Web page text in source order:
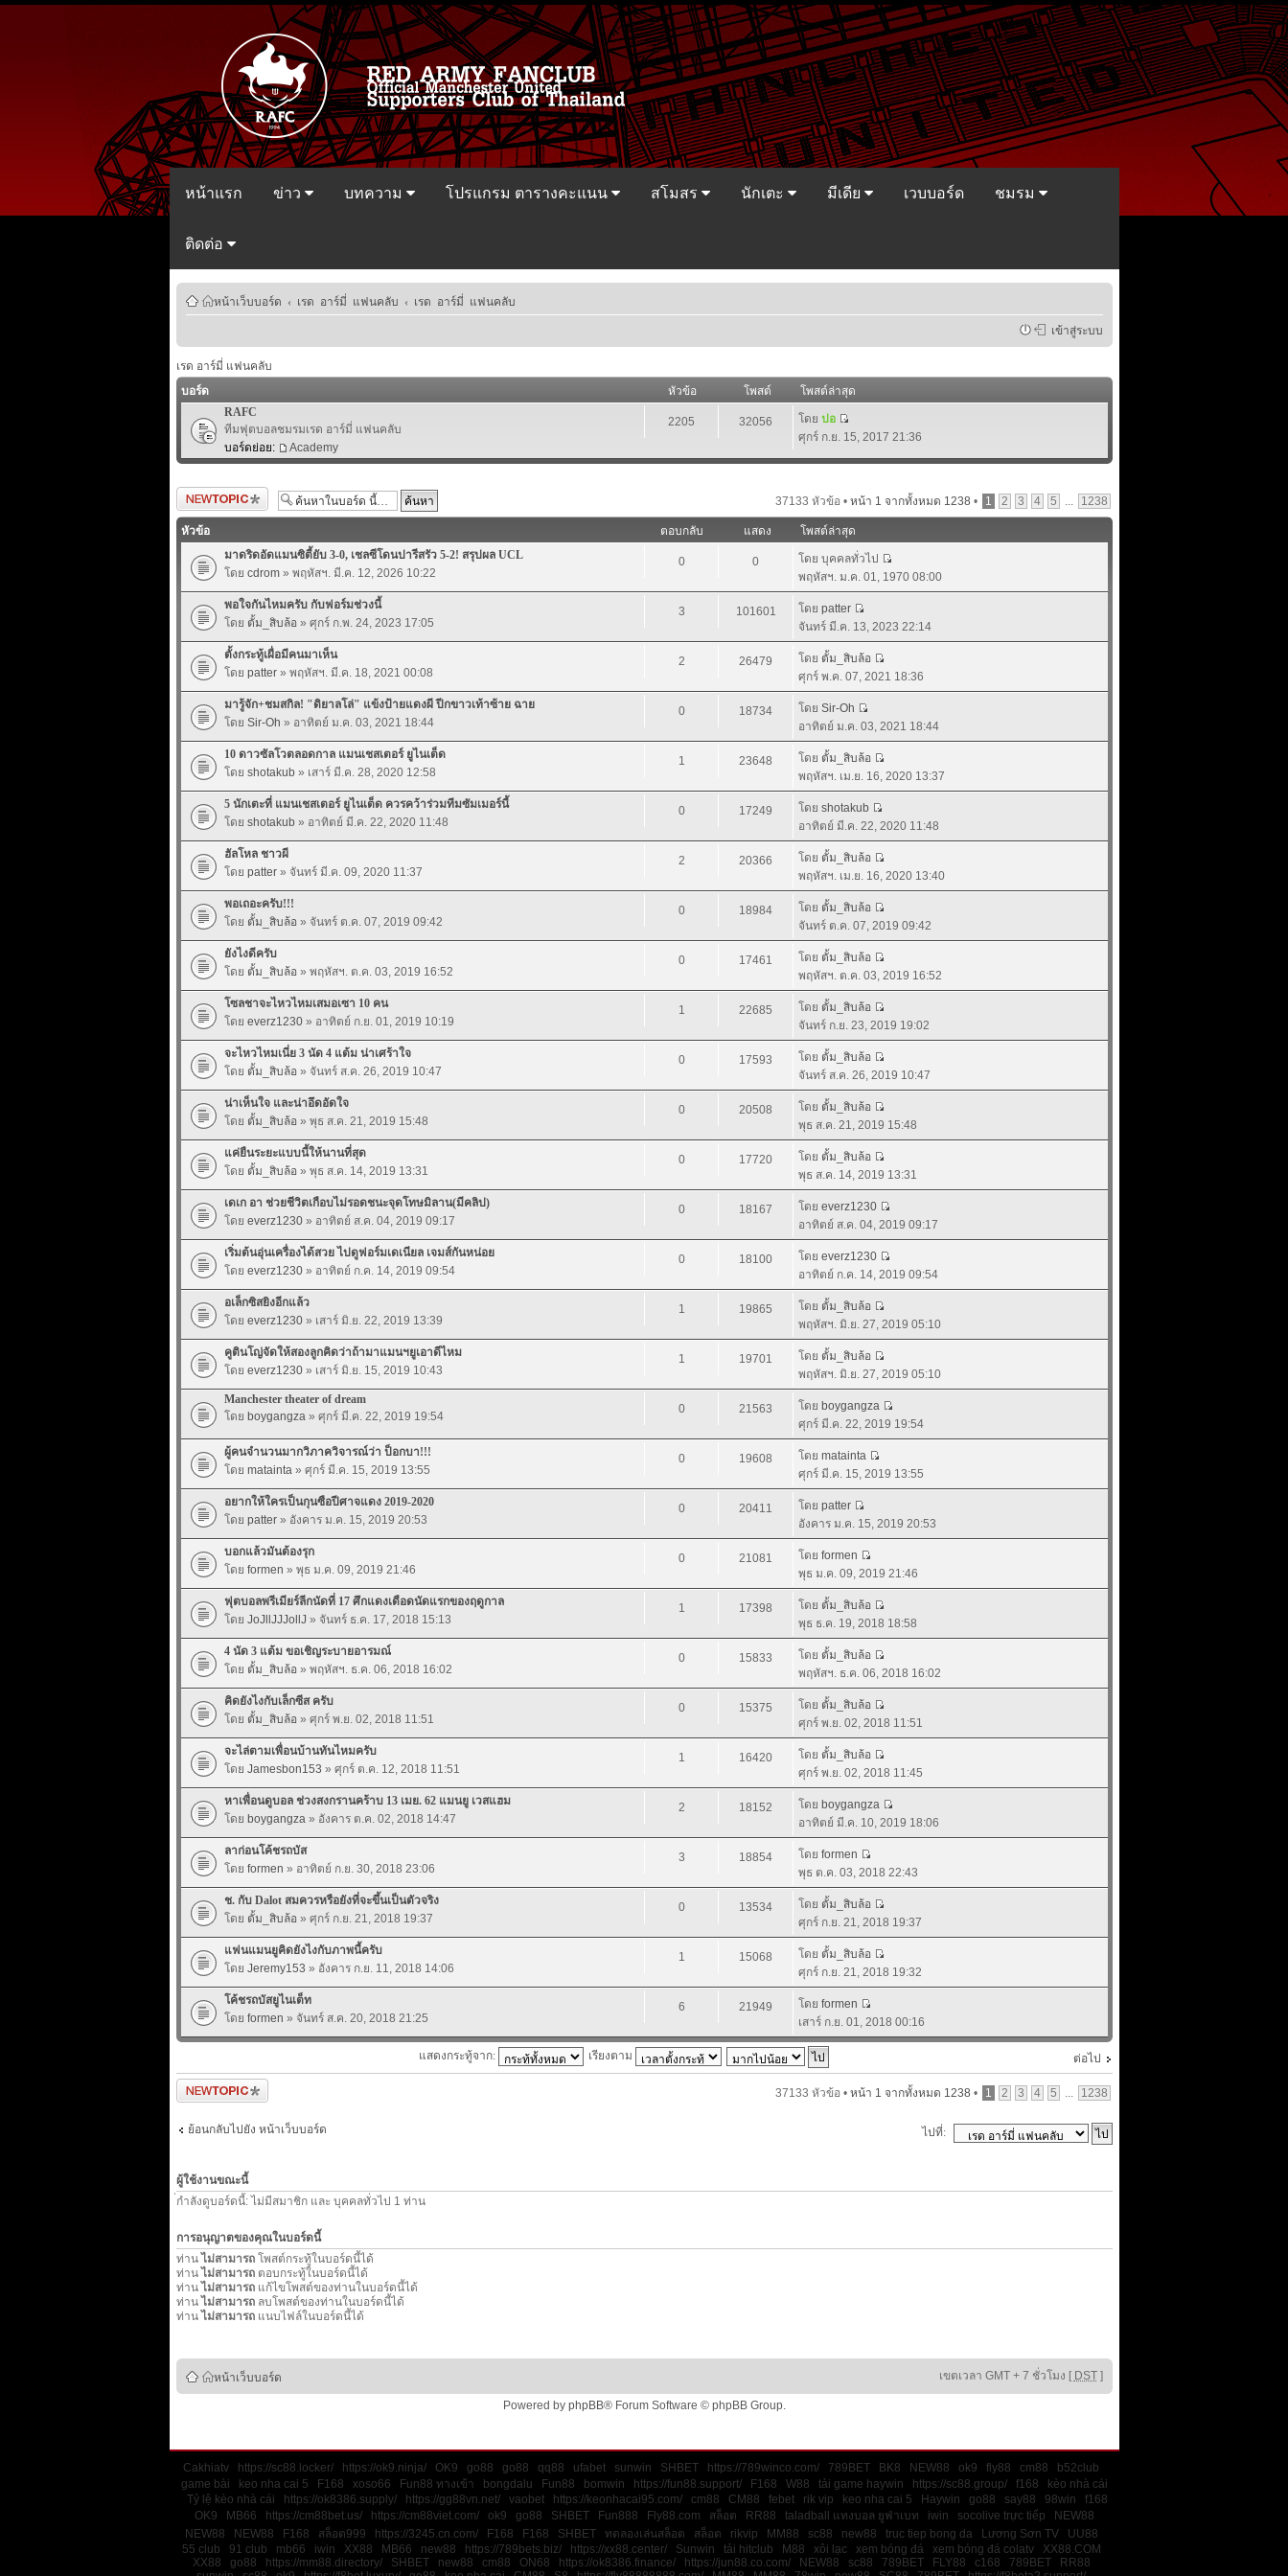
หน้าแรก ข่าว บทความ โปรแกรม ตารางคะแนน สโมสร นักเตะ มีเดีย เวบบอร์ด ชมรม
ติดต่อ
หน้าเว็บบอร์ด ‹ เรด อาร์มี่ แฟนคลับ ‹ เรด อาร์มี่ แฟนคลับ
เข้าสู่ระบบ
เรด อาร์มี่ แฟนคลับ
บอร์ด
หัวข้อ โพสต์
โพสต์ล่าสุด
RAFC
ทีมฟุตบอลชมรมเรด อาร์มี่ แฟนคลับ
บอร์ดย่อย:
Academy
2205 32056 โดย ปอ
ศุกร์ ก.ย. 15, 2017 21:36
ตั้งกระทู้ใหม่ 37133 หัวข้อ • หน้า 1 จากทั้งหมด 1238 • 1 2 3 4 5 ... 1238
หัวข้อ ตอบกลับ แสดง
โพสต์ล่าสุด
มาดริดอัดแมนซิตี้ยับ 3-0, เชลซีโดนปารีสรัว 5-2! สรุปผล UCL
โดย cdrom» พฤหัสฯ. มี.ค. 12, 2026 10:22
0 0
โดย บุคคลทั่วไป
พฤหัสฯ. ม.ค. 01, 1970 08:00
พอใจกันไหมครับ กับฟอร์มช่วงนี้
โดย ตั้ม_สิบล้อ » ศุกร์ ก.พ. 24, 2023 17:05
3 101601 โดย patter
จันทร์ มี.ค. 13, 2023 22:14
ตั้งกระทู้เผื่อมีคนมาเห็น
โดย patter» พฤหัสฯ. มี.ค. 18, 2021 00:08
2 26479 โดย ตั้ม_สิบล้อ
ศุกร์ พ.ค. 07, 2021 18:36
มารู้จัก+ชมสกิล! "ดิยาลโล่" แข้งป้ายแดงผี ปีกขาวเท้าซ้าย ฉาย
โดย Sir-Oh » อาทิตย์ ม.ค. 03, 2021 18:44
0 18734 โดย Sir-Oh
อาทิตย์ ม.ค. 03, 2021 18:44
10 ดาวซัลโวตลอดกาล แมนเชสเตอร์ ยูไนเต็ด
โดย shotakub» เสาร์ มี.ค. 28, 2020 12:58
1 23648 โดย ตั้ม_สิบล้อ
พฤหัสฯ. เม.ย. 16, 2020 13:37
5 นักเตะที่ แมนเชสเตอร์ ยูไนเต็ด ควรคว้าร่วมทีมซัมเมอร์นี้
โดย shotakub » อาทิตย์ มี.ค. 22, 2020 11:48
0 17249 โดย shotakub
อาทิตย์ มี.ค. 22, 2020 11:48
ฮัลโหล ชาวผี
โดย patter» จันทร์ มี.ค. 09, 2020 11:37
2 20366 โดย ตั้ม_สิบล้อ
พฤหัสฯ. เม.ย. 16, 2020 13:40
พอเถอะครับ!!!
โดย ตั้ม_สิบล้อ » จันทร์ ต.ค. 07, 2019 09:42
0 18984 โดย ตั้ม_สิบล้อ
จันทร์ ต.ค. 07, 2019 09:42
ยังไงดีครับ
โดย ตั้ม_สิบล้อ» พฤหัสฯ. ต.ค. 03, 2019 16:52
0 17461 โดย ตั้ม_สิบล้อ
พฤหัสฯ. ต.ค. 03, 2019 16:52
โซลชาจะไหวไหมเสมอเซา 10 คน
โดย everz1230» อาทิตย์ ก.ย. 01, 2019 10:19
1 22685 โดย ตั้ม_สิบล้อ
จันทร์ ก.ย. 23, 2019 19:02
จะไหวไหมเนี่ย 3 นัด 4 แต้ม น่าเศร้าใจ
โดย ตั้ม_สิบล้อ» จันทร์ ส.ค. 26, 2019 10:47
0 17593 โดย ตั้ม_สิบล้อ
จันทร์ ส.ค. 26, 2019 10:47
น่าเห็นใจ และน่าอึดอัดใจ
โดย ตั้ม_สิบล้อ » พุธ ส.ค. 21, 2019 15:48
0 20508 โดย ตั้ม_สิบล้อ
พุธ ส.ค. 21, 2019 15:48
แค่ยืนระยะแบบนี้ให้นานที่สุด
โดย ตั้ม_สิบล้อ» พุธ ส.ค. 14, 2019 13:31
0 17720 โดย ตั้ม_สิบล้อ
พุธ ส.ค. 14, 2019 13:31
เดเก อา ช่วยชีวิตเกือบไม่รอดชนะจุดโทษมิลาน(มีคลิป)
โดย everz1230» อาทิตย์ ส.ค. 04, 2019 09:17
0 18167 โดย everz1230
อาทิตย์ ส.ค. 04, 2019 09:17
เริ่มต้นอุ่นเครื่องได้สวย ไปดูฟอร์มเดเนียล เจมส์กันหน่อย
โดย everz1230» อาทิตย์ ก.ค. 14, 2019 09:54
0 18100 โดย everz1230
อาทิตย์ ก.ค. 14, 2019 09:54
อเล็กซิสยิงอีกแล้ว
โดย everz1230» เสาร์ มิ.ย. 22, 2019 13:39
1 19865 โดย ตั้ม_สิบล้อ
พฤหัสฯ. มิ.ย. 27, 2019 05:10
คูตินโญ่จัดให้สองลูกคิดว่าถ้ามาแมนฯยูเอาดีไหม
โดย everz1230» เสาร์ มิ.ย. 15, 2019 10:43
1 19701 โดย ตั้ม_สิบล้อ
พฤหัสฯ. มิ.ย. 27, 2019 05:10
Manchester theater of dream
โดย boygangza» ศุกร์ มี.ค. 22, 2019 19:54
0 21563 โดย boygangza
ศุกร์ มี.ค. 22, 2019 19:54
ผู้คนจำนวนมากวิภาควิจารณ์ว่า ป็อกบา!!!
โดย matainta» ศุกร์ มี.ค. 15, 2019 13:55
0 19608 โดย matainta
ศุกร์ มี.ค. 15, 2019 13:55
อยากให้ใครเป็นกุนซือปีศาจแดง 2019-2020
โดย patter» อังคาร ม.ค. 15, 2019 20:53
0 20411 โดย patter
อังคาร ม.ค. 15, 2019 20:53
บอกแล้วมันต้องรุก
โดย formen » พุธ ม.ค. 09, 2019 21:46
0 21081 โดย formen
พุธ ม.ค. 09, 2019 21:46
ฟุตบอลพรีเมียร์ลีกนัดที่ 17 ศึกแดงเดือดนัดแรกของฤดูกาล
โดย JoJllJJJollJ » จันทร์ ธ.ค. 17, 2018 15:13
1 17398 โดย ตั้ม_สิบล้อ
พุธ ธ.ค. 19, 2018 18:58
4 นัด 3 แต้ม ขอเชิญระบายอารมณ์
โดย ตั้ม_สิบล้อ» พฤหัสฯ. ธ.ค. 06, 2018 16:02
0 15833 โดย ตั้ม_สิบล้อ
พฤหัสฯ. ธ.ค. 06, 2018 16:02
คิดยังไงกับเล็กซีส ครับ
โดย ตั้ม_สิบล้อ » ศุกร์ พ.ย. 02, 2018 11:51
0 15375 โดย ตั้ม_สิบล้อ
ศุกร์ พ.ย. 02, 2018 11:51
จะไล่ตามเพื่อนบ้านทันไหมครับ
โดย Jamesbon153 » ศุกร์ ต.ค. 12, 2018 11:51
1 16420 โดย ตั้ม_สิบล้อ
ศุกร์ พ.ย. 02, 2018 11:45
หาเพื่อนดูบอล ช่วงสงกรานคร้าบ 13 เมย. 62 แมนยู เวสแฮม
โดย boygangza» อังคาร ต.ค. 02, 2018 14:47
2 18152 โดย boygangza
อาทิตย์ มี.ค. 10, 2019 18:06
ลาก่อนโค้ชรถบัส
โดย formen » อาทิตย์ ก.ย. 30, 2018 23:06
3 18854 โดย formen
พุธ ต.ค. 03, 2018 22:43
ช. กับ Dalot สมควรหรือยังที่จะขึ้นเป็นตัวจริง
โดย ตั้ม_สิบล้อ » ศุกร์ ก.ย. 21, 2018 19:37
0 13534 โดย ตั้ม_สิบล้อ
ศุกร์ ก.ย. 21, 2018 19:37
แฟนแมนยูคิดยังไงกับภาพนี้ครับ
โดย Jeremy153 » อังคาร ก.ย. 11, 2018 14:06
1 15068 โดย ตั้ม_สิบล้อ
ศุกร์ ก.ย. 21, 2018 19:32
โค้ชรถบัสยูไนเต็ท
โดย formen » จันทร์ ส.ค. 20, 2018 21:25
6 21949 โดย formen
เสาร์ ก.ย. 01, 2018 00:16
ต่อไป
แสดงกระทู้จาก: เรียงตาม
ตั้งกระทู้ใหม่ 37133 หัวข้อ • หน้า 1 จากทั้งหมด 1238 • 1 2 3 4 5 ... 1238
ย้อนกลับไปยัง หน้าเว็บบอร์ด ไปที่:
ผู้ใช้งานขณะนี้
่กำลังดูบอร์ดนี้: ไม่มีสมาชิก และ บุคคลทั่วไป 1 ท่าน
การอนุญาตของคุณในบอร์ดนี้
ท่าน ไม่สามารถโพสต์กระทู้ในบอร์ดนี้ได้
ท่าน ไม่สามารถตอบกระทู้ในบอร์ดนี้ได้
ท่าน ไม่สามารถแก้ไขโพสต์ของท่านในบอร์ดนี้ได้
ท่าน ไม่สามารถลบโพสต์ของท่านในบอร์ดนี้ได้
ท่าน ไม่สามารถแนบไฟล์ในบอร์ดนี้ได้
หน้าเว็บบอร์ด เขตเวลา GMT + 7 ชั่วโมง [ DST]
Powered by phpBB® Forum Software © phpBB Group.
Cakhiatv https://sc88.locker/ https://ok9.ninja/ OK9 go88 go88 qq88 ufabet sunwin SHBET https://789winco.com/ 789BET BK8 NEW88 ok9 fly88 cm88
b52club
game bài
keo nha cai 5 F168 xoso66 Fun88 ทางเข้า bongdalu Fun88 bomwin https://fun88.support/ F168 W88 tải game haywin https://sc88.group/ f168
kèo nhà cái
Tỷ lệ kèo nhà cái
https://ok8386.supply/ https://gg88vn.net/ vaobet https://keonhacai95.com/ cm88 CM88 febet rik vip keo nha cai 5 Haywin go88 say88 98win
f168
OK9
MB66 https://cm88bet.us/ https://cm88viet.com/ ok9 go88 SHBET Fun888 Fly88.com สล็อต RR88 taladball แทงบอล ยูฟ่าเบท iwin socolive trực tiếp
NEW88
NEW88
NEW88 F168 สล็อต999 https://3245.cn.com/ F168 F168 SHBET ทดลองเล่นสล็อต สล็อต rikvip MM88 sc88 new88 truc tiep bong da Lương Sơn TV
UU88
55 club
91 club mb66 iwin XX88 MB66 new88 https://789bets.biz/ https://xx88.center/ Sunwin tải hitclub M88 xôi lạc xem bóng đá xem bóng đá colatv
XX88.COM
XX88
go88 https://mm88.directory/ SHBET new88 cm88 ON68 https://ok8386.finance/ https://jun88.co.com/ NEW88 sc88 789BET FLY88 c168 789BET
RR88